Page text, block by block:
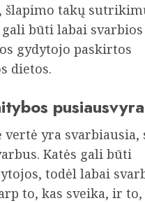
šlapimo takų
būti labai svarbios
gydytojo paskirtos
dietos.
pusiausvyra
vertė yra svarbiausia,
Katės gali būti
todėl labai
to, kas sveika, ir to,